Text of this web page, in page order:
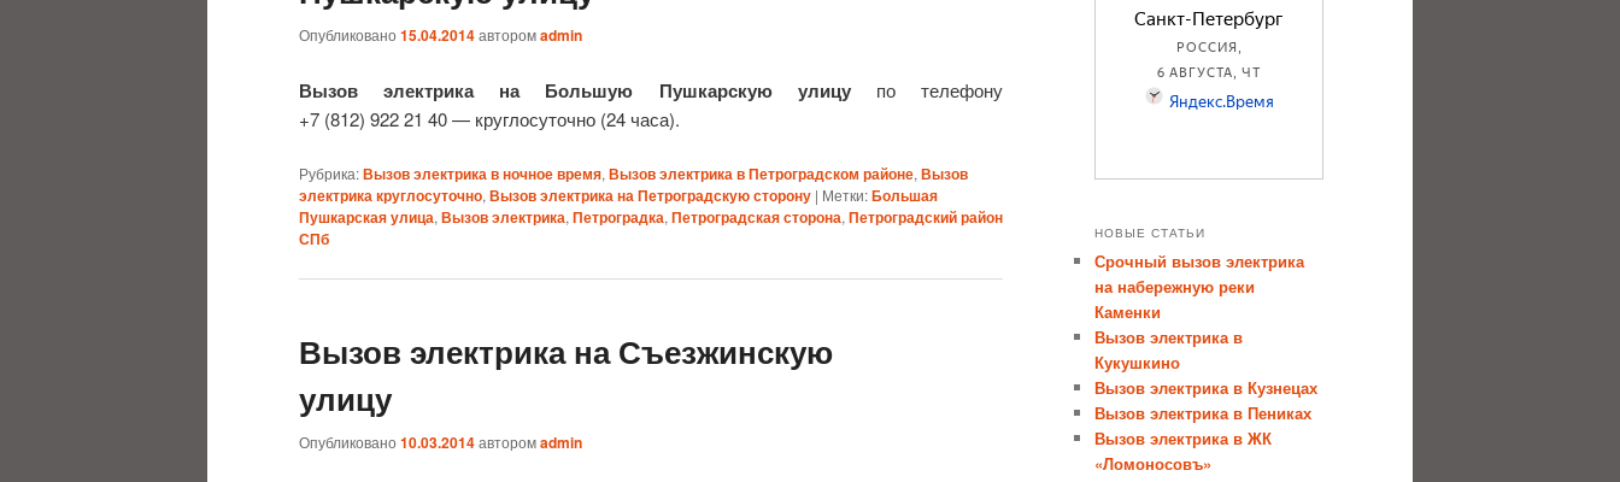
Опубликовано 15.04.2014авторомadmin
Вызов электрика на Большую Пушкарскую улицупо телефону
+7 (812) 922 21 40 — круглосуточно (24 часа).
Рубрика:Вызов электрика в ночное время, Вызов электрика в Петроградском районе, Вызов
электрика круглосуточно, Вызов электрика на Петроградскую сторону | Метки:Большая
Пушкарская улица, Вызов электрика, Петроградка, Петроградская сторона, Петроградский район
СПб
Вызов электрика на Съезжинскую
улицу
Опубликовано 10.03.2014авторомadmin
НОВЫЕ СТАТЬИ
Срочный вызов электрика
на набережную реки
Каменки
Вызов электрика в
Кукушкино
Вызов электрика в Кузнецах
Вызов электрика в Пениках
Вызов электрика в ЖК
«Ломоносовъ»